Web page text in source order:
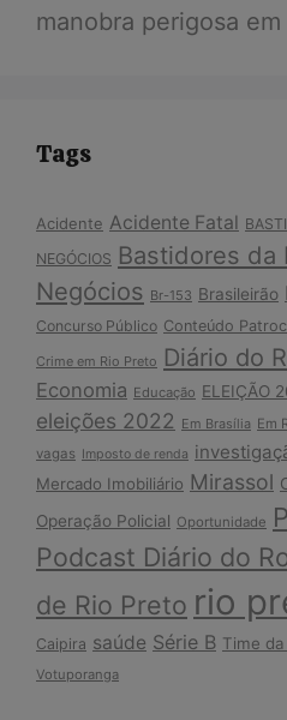
manobra perigosa
Tags
Acidente Acidente Fatal
NEGÓCIOS Bastidores da
Negócios Br-153 Brasileirão
Concurso Público Conteúdo
Crime em Rio Preto Diário do
Economia Educação ELEIÇÃO
eleições 2022 Em Brasília Em
vagas
Imposto de renda
Mercado Imobiliário Mirassol
Operação Policial Oportunidade
Podcast Diário do
de Rio Preto rio
Caipira saúde Série B Time
Votuporanga